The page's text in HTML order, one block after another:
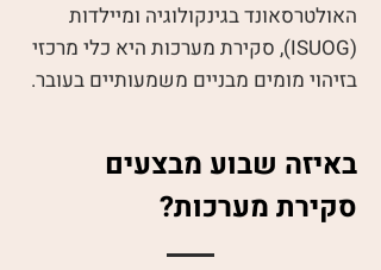
האולטרסאונד בגינקולוגיה ומיילדות
(ISUOG), סקירת מערכות היא כלי מרכזי
בזיהוי מומים מבניים משמעותיים בעובר.
באיזה שבוע מבצעים
סקירת מערכות?